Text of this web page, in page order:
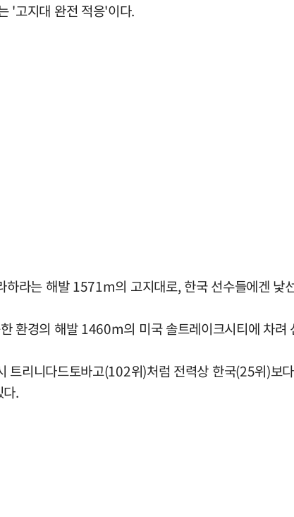
'고지대 완전 적응'이다.
하라는 해발 1571m의 고지대로, 한국 선수들에겐 낯
환경의 해발 1460m의 미국 솔트레이크시티에 차려
트리니다드토바고(102위)처럼 전력상 한국(25위)보
.